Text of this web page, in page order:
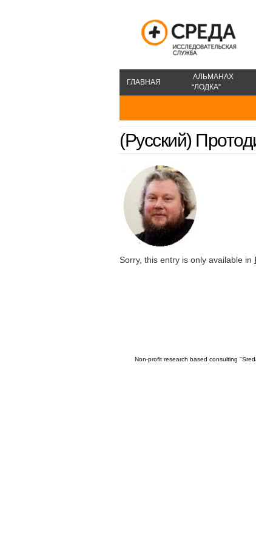
ГЛАВНАЯ
АЛЬМАНАХ
“ЛОДКА”
(Русский)
Sorry, this entry is only available in
Non-profit research based consulting